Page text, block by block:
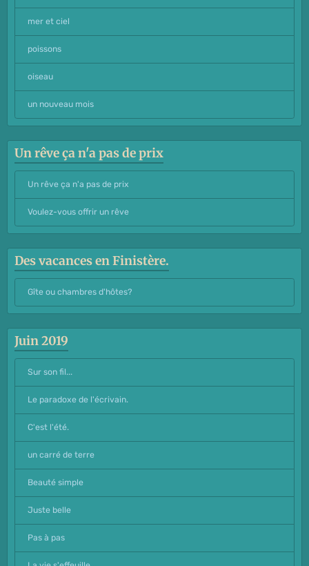
mer et ciel
poissons
oiseau
un nouveau mois
Un rêve ça n'a pas de prix
Un rêve ça n'a pas de prix
Voulez-vous offrir un rêve
Des vacances en Finistère.
Gîte ou chambres d'hôtes?
Juin 2019
Sur son fil...
Le paradoxe de l'écrivain.
C'est l'été.
un carré de terre
Beauté simple
Juste belle
Pas à pas